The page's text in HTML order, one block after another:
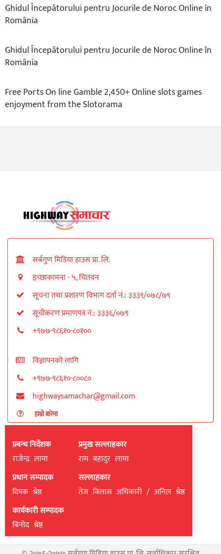
Ghidul Începătorului pentru Jocurile de Noroc Online în
România
Ghidul Începătorului pentru Jocurile de Noroc Online în
România
Free Ports On line Gamble 2,450+ Online slots games
enjoyment from the Slotorama
सर्बगुण मिडिया हाउस प्रा. लि.
इच्छाकामना - ५, चितवन
सूचना तथा प्रशारण विभाग दर्ता नं.: ३३३९/०७८/७९
सूचीकरण प्रमाणपत्र नं.: ३३३६/०७९
+९७७-९८६१०-८०१००
विज्ञापनको लागि
+९७७-९८६१०-८००८०
highwaysamachar@gmail.com
हाम्रो बारेमा
प्रबन्ध निर्देशक
राजेन्द्र लामा
प्रधान सम्पादक
दिपक श्रेष्ठ
कार्यकारी सम्पादक
बिनाेद श्रेष्ठ
प्रमुख सल्लाहकार
राम बहादुर लामा
सल्लाहकार
तेज विलास अधिकारी / अनिल श्रेष्ठ